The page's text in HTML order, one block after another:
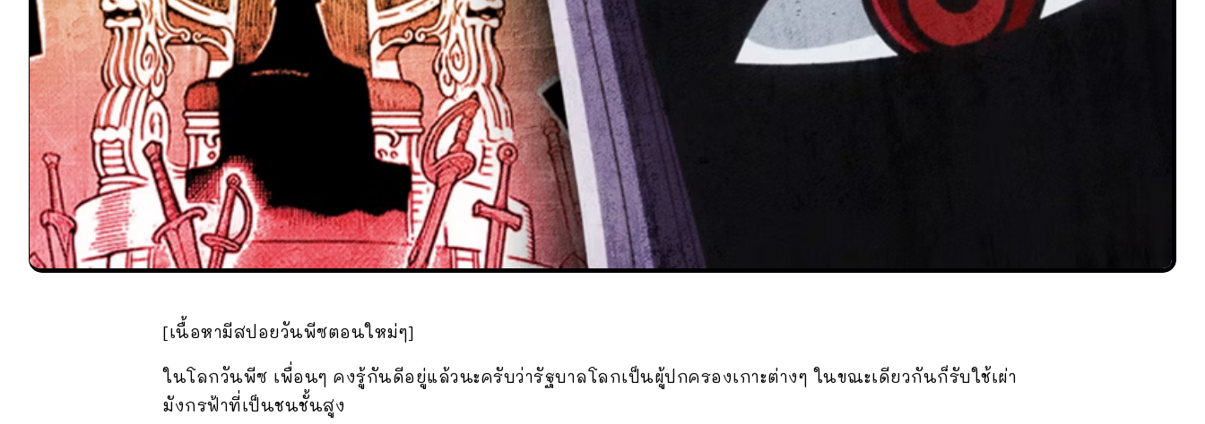
[เนื้อหามีสปอยวันพีซตอนใหม่ๆ]
ในโลกวันพีซ เพื่อนๆ คงรู้กันดีอยู่แล้วนะครับว่ารัฐบาลโลกเป็นผู้ปกครองเกาะต่างๆ ในขณะเดียวกันก็รับใช้เผ่า
มังกรฟ้าที่เป็นชนชั้นสูง